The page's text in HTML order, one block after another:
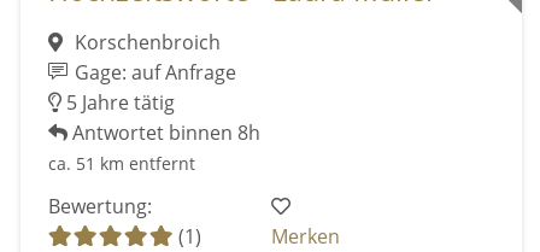
Korschenbroich
Gage: auf Anfrage
5 Jahre tätig
Antwortet binnen 8h
ca. 51 km entfernt
Bewertung:
(1)
Merken